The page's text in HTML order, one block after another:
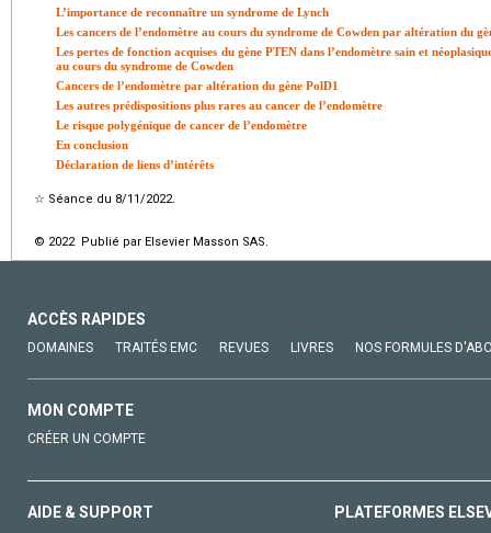
L’importance de reconnaître un syndrome de Lynch
Les cancers de l’endomètre au cours du syndrome de Cowden par altération du
Les pertes de fonction acquises du gène PTEN dans l’endomètre sain et
au cours du syndrome de Cowden
Cancers de l’endomètre par altération du gène PolD1
Les autres prédispositions plus rares au cancer de l’endomètre
Le risque polygénique de cancer de l’endomètre
En conclusion
Déclaration de liens d’intérêts
☆ Séance du 8/11/2022.
© 2022 Publié par Elsevier Masson SAS.
ACCÈS RAPIDES
DOMAINES TRAITÉS EMC REVUES LIVRES NOS FORMULES
MON COMPTE
CRÉER UN COMPTE
AIDE & SUPPORT PLATEFORMES